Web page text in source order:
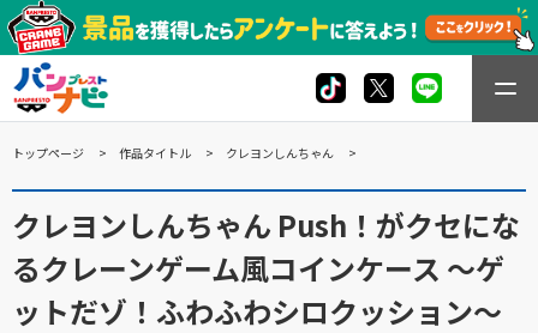
トップページ 作品タイトル クレヨンしんちゃん
クレヨンしんちゃん Push！がクセにな
るクレーンゲーム風コインケース 〜ゲ
ットだゾ！ふわふわシロクッション〜